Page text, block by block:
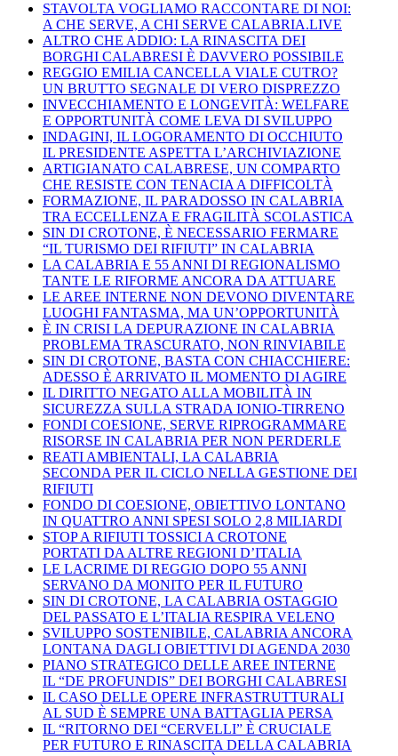
STAVOLTA VOGLIAMO RACCONTARE DI NOI:
A CHE SERVE, A CHI SERVE CALABRIA.LIVE
ALTRO CHE ADDIO: LA RINASCITA DEI
BORGHI CALABRESI È DAVVERO POSSIBILE
REGGIO EMILIA CANCELLA VIALE CUTRO?
UN BRUTTO SEGNALE DI VERO DISPREZZO
INVECCHIAMENTO E LONGEVITÀ: WELFARE
E OPPORTUNITÀ COME LEVA DI SVILUPPO
INDAGINI, IL LOGORAMENTO DI OCCHIUTO
IL PRESIDENTE ASPETTA L’ARCHIVIAZIONE
ARTIGIANATO CALABRESE, UN COMPARTO
CHE RESISTE CON TENACIA A DIFFICOLTÀ
FORMAZIONE, IL PARADOSSO IN CALABRIA
TRA ECCELLENZA E FRAGILITÀ SCOLASTICA
SIN DI CROTONE, È NECESSARIO FERMARE
“IL TURISMO DEI RIFIUTI” IN CALABRIA
LA CALABRIA E 55 ANNI DI REGIONALISMO
TANTE LE RIFORME ANCORA DA ATTUARE
LE AREE INTERNE NON DEVONO DIVENTARE
LUOGHI FANTASMA, MA UN’OPPORTUNITÀ
È IN CRISI LA DEPURAZIONE IN CALABRIA
PROBLEMA TRASCURATO, NON RINVIABILE
SIN DI CROTONE, BASTA CON CHIACCHIERE:
ADESSO È ARRIVATO IL MOMENTO DI AGIRE
IL DIRITTO NEGATO ALLA MOBILITÀ IN
SICUREZZA SULLA STRADA IONIO-TIRRENO
FONDI COESIONE, SERVE RIPROGRAMMARE
RISORSE IN CALABRIA PER NON PERDERLE
REATI AMBIENTALI, LA CALABRIA
SECONDA PER IL CICLO NELLA GESTIONE DEI
RIFIUTI
FONDO DI COESIONE, OBIETTIVO LONTANO
IN QUATTRO ANNI SPESI SOLO 2,8 MILIARDI
STOP A RIFIUTI TOSSICI A CROTONE
PORTATI DA ALTRE REGIONI D’ITALIA
LE LACRIME DI REGGIO DOPO 55 ANNI
SERVANO DA MONITO PER IL FUTURO
SIN DI CROTONE, LA CALABRIA OSTAGGIO
DEL PASSATO E L’ITALIA RESPIRA VELENO
SVILUPPO SOSTENIBILE, CALABRIA ANCORA
LONTANA DAGLI OBIETTIVI DI AGENDA 2030
PIANO STRATEGICO DELLE AREE INTERNE
IL “DE PROFUNDIS” DEI BORGHI CALABRESI
IL CASO DELLE OPERE INFRASTRUTTURALI
AL SUD È SEMPRE UNA BATTAGLIA PERSA
IL “RITORNO DEI “CERVELLI” È CRUCIALE
PER FUTURO E RINASCITA DELLA CALABRIA